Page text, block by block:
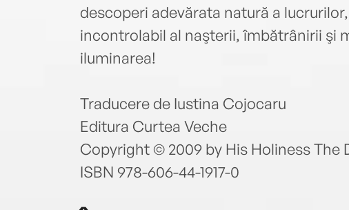
descoperi adevărata natură a
incontrolabil al naşterii, îmbătrânirii şi
iluminarea!
Traducere de Iustina Cojocaru
Editura Curtea Veche
Copyright © 2009 by His Holiness The
ISBN 978-606-44-1917-0